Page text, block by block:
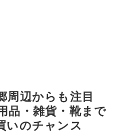
周辺からも注目
品・雑貨・靴まで
いのチャンス